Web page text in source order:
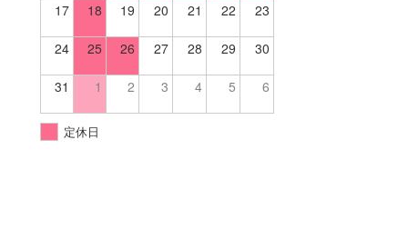
17 18 19 20 21 22 23
24 25 26 27 28 29 30
31 1 2 3 4 5 6
定休日